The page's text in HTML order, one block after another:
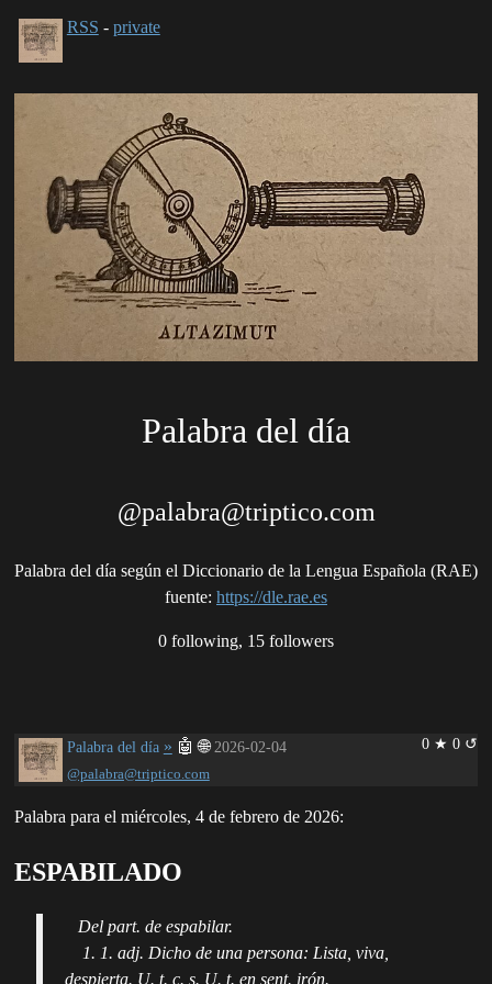
RSS - private
Palabra del día
@palabra@triptico.com
Palabra del día según el Diccionario de la Lengua Española (RAE)
fuente: https://dle.rae.es
0 following, 15 followers
0 ★ 0 ↺
Palabra del día » 🤖 🌐 2026-02-04
@palabra@triptico.com
Palabra para el miércoles, 4 de febrero de 2026:
ESPABILADO
Del part. de espabilar.
1. 1. adj. Dicho de una persona: Lista, viva,
despierta. U. t. c. s. U. t. en sent. irón.